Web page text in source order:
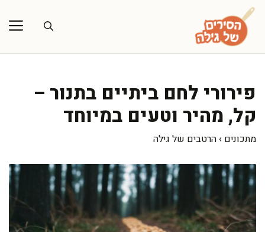
לדלג
לתוכן
פירורי לחם ביתיים בתנור –
קל, מהיר וטעים במיוחד
מתכונים › הרטבים של גילה